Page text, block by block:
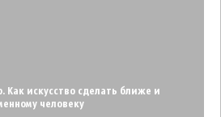
Как искусство сделать ближе и
человеку